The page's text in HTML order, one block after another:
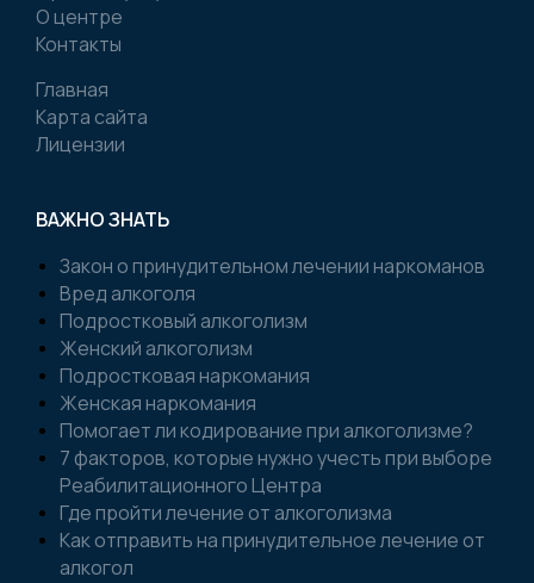
О центре
Контакты
Главная
Карта сайта
Лицензии
ВАЖНО ЗНАТЬ
Закон о принудительном лечении наркоманов
Вред алкоголя
Подростковый алкоголизм
Женский алкоголизм
Подростковая наркомания
Женская наркомания
Помогает ли кодирование при алкоголизме?
7 факторов, которые нужно учесть при выборе
Реабилитационного Центра
Где пройти лечение от алкоголизма
Как отправить на принудительное лечение от
алкогол